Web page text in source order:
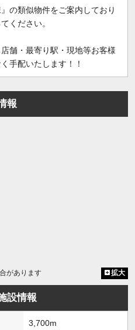
の類似物件をご案内しており
ください。
舗・最寄り駅・現地等お客様
手配いたします！！
報
があります 拡大
設情報
3,700m